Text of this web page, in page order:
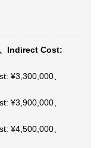
Indirect Cost:
¥3,300,000、
¥3,900,000、
¥4,500,000、